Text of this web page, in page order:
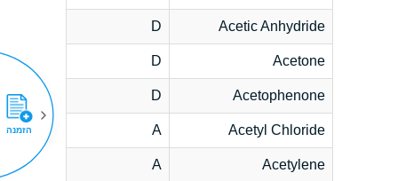
Acetic Anhydride
D
Acetone
D
Acetophenone
D
Acetyl Chloride
A
Acetylene
A
הזמנה